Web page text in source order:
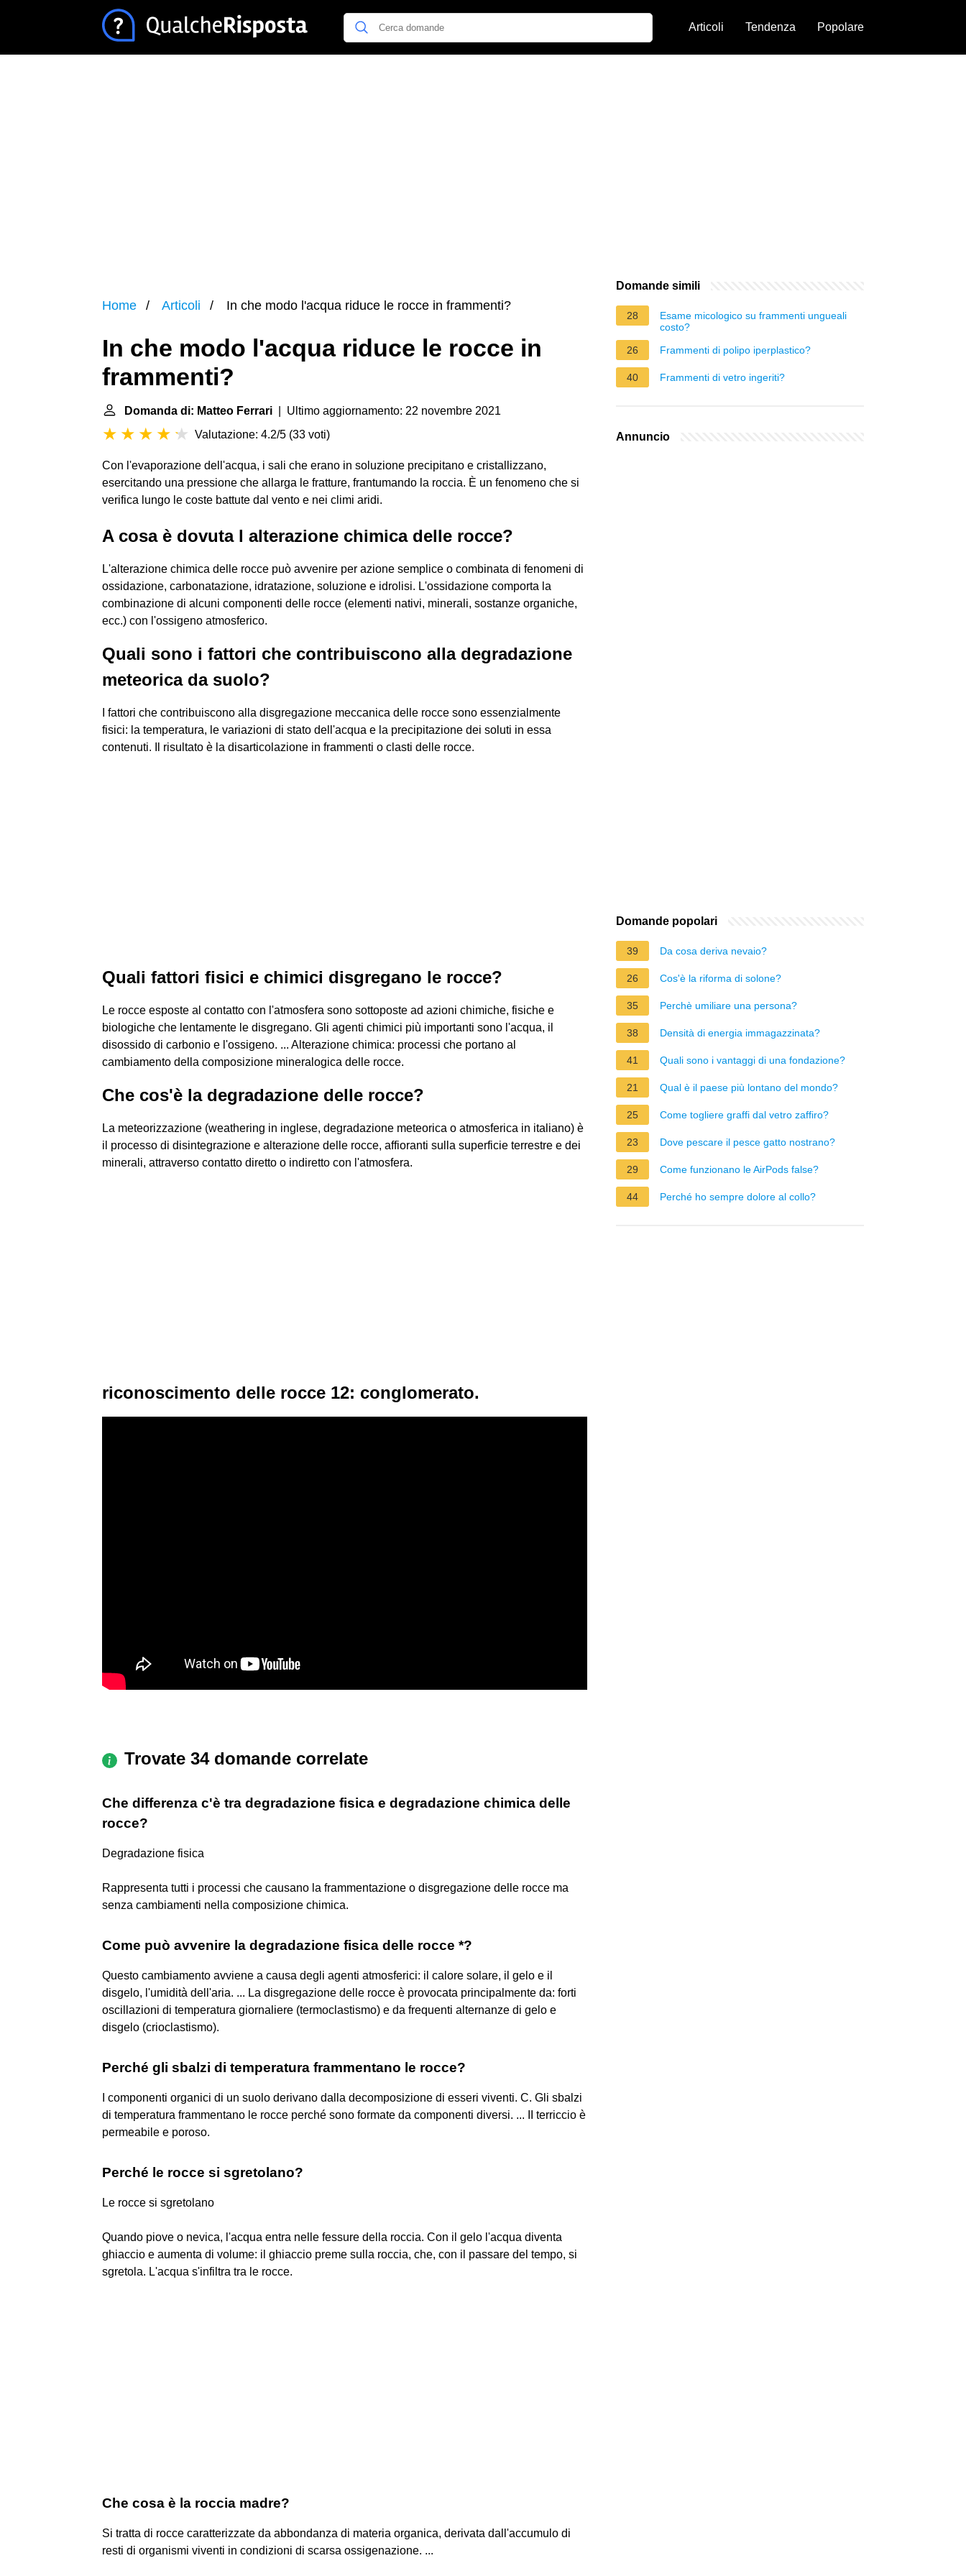
Articoli Tendenza Popolare
Home Articoli In che modo l'acqua riduce le rocce in frammenti?
In che modo l'acqua riduce le rocce in
frammenti?
Domanda di: Matteo Ferrari | Ultimo aggiornamento: 22 novembre 2021
Valutazione: 4.2/5 (33 voti)
Con l'evaporazione dell'acqua, i sali che erano in soluzione precipitano e cristallizzano,
esercitando una pressione che allarga le fratture, frantumando la roccia. È un fenomeno che si
verifica lungo le coste battute dal vento e nei climi aridi.
A cosa è dovuta l alterazione chimica delle rocce?
L'alterazione chimica delle rocce può avvenire per azione semplice o combinata di fenomeni di
ossidazione, carbonatazione, idratazione, soluzione e idrolisi. L'ossidazione comporta la
combinazione di alcuni componenti delle rocce (elementi nativi, minerali, sostanze organiche,
ecc.) con l'ossigeno atmosferico.
Quali sono i fattori che contribuiscono alla degradazione
meteorica da suolo?
I fattori che contribuiscono alla disgregazione meccanica delle rocce sono essenzialmente
fisici: la temperatura, le variazioni di stato dell'acqua e la precipitazione dei soluti in essa
contenuti. Il risultato è la disarticolazione in frammenti o clasti delle rocce.
Quali fattori fisici e chimici disgregano le rocce?
Le rocce esposte al contatto con l'atmosfera sono sottoposte ad azioni chimiche, fisiche e
biologiche che lentamente le disgregano. Gli agenti chimici più importanti sono l'acqua, il
disossido di carbonio e l'ossigeno. ... Alterazione chimica: processi che portano al
cambiamento della composizione mineralogica delle rocce.
Che cos'è la degradazione delle rocce?
La meteorizzazione (weathering in inglese, degradazione meteorica o atmosferica in italiano) è
il processo di disintegrazione e alterazione delle rocce, affioranti sulla superficie terrestre e dei
minerali, attraverso contatto diretto o indiretto con l'atmosfera.
riconoscimento delle rocce 12: conglomerato.
Trovate 34 domande correlate
Che differenza c'è tra degradazione fisica e degradazione chimica delle
rocce?
Degradazione fisica
Rappresenta tutti i processi che causano la frammentazione o disgregazione delle rocce ma
senza cambiamenti nella composizione chimica.
Come può avvenire la degradazione fisica delle rocce *?
Questo cambiamento avviene a causa degli agenti atmosferici: il calore solare, il gelo e il
disgelo, l'umidità dell'aria. ... La disgregazione delle rocce è provocata principalmente da: forti
oscillazioni di temperatura giornaliere (termoclastismo) e da frequenti alternanze di gelo e
disgelo (crioclastismo).
Perché gli sbalzi di temperatura frammentano le rocce?
I componenti organici di un suolo derivano dalla decomposizione di esseri viventi. C. Gli sbalzi
di temperatura frammentano le rocce perché sono formate da componenti diversi. ... II terriccio è
permeabile e poroso.
Perché le rocce si sgretolano?
Le rocce si sgretolano
Quando piove o nevica, l'acqua entra nelle fessure della roccia. Con il gelo l'acqua diventa
ghiaccio e aumenta di volume: il ghiaccio preme sulla roccia, che, con il passare del tempo, si
sgretola. L'acqua s'infiltra tra le rocce.
Che cosa è la roccia madre?
Si tratta di rocce caratterizzate da abbondanza di materia organica, derivata dall'accumulo di
resti di organismi viventi in condizioni di scarsa ossigenazione. ...
Domande simili
28
Esame micologico su frammenti ungueali
costo?
26
Frammenti di polipo iperplastico?
40 Frammenti di vetro ingeriti?
Annuncio
Domande popolari
39 Da cosa deriva nevaio?
26 Cos'è la riforma di solone?
35 Perchè umiliare una persona?
38 Densità di energia immagazzinata?
41 Quali sono i vantaggi di una fondazione?
21 Qual è il paese più lontano del mondo?
25 Come togliere graffi dal vetro zaffiro?
23 Dove pescare il pesce gatto nostrano?
29 Come funzionano le AirPods false?
44 Perché ho sempre dolore al collo?